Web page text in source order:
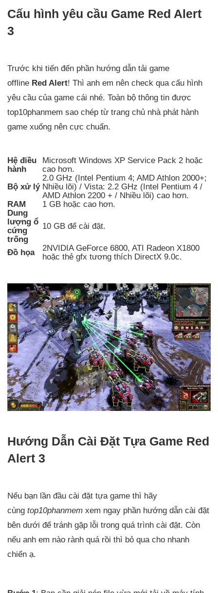
Cấu hình yêu cầu Game Red Alert
3
Trước khi tiến đến phần hướng dẫn tải game
offline Red Alert! Thì anh em nên check qua cấu hình
yêu cầu của game cái nhé. Toàn bộ thông tin được
top10phanmem sao chép từ trang chủ nhà phát hành
game xuống nên cực chuẩn.
Hệ điều
hành
Microsoft Windows XP Service Pack 2 hoặc
cao hơn.
Bộ xử lý
2.0 GHz (Intel Pentium 4; AMD Athlon 2000+;
Nhiều lõi) / Vista: 2.2 GHz (Intel Pentium 4 /
AMD Athlon 2200 + / Nhiều lõi) cao hơn.
RAM
1 GB hoặc cao hơn.
Dung
lượng ổ
cứng
trống
10 GB để cài đặt.
Đồ họa
2NVIDIA GeForce 6800, ATI Radeon X1800
hoặc thẻ gfx tương thích DirectX 9.0c.
Hướng Dẫn Cài Đặt Tựa Game Red
Alert 3
Nếu bạn lần đầu cài đặt tựa game thì hãy
cùng top10phanmem xem ngay phần hướng dẫn cài đặt
bên dưới để tránh gặp lỗi trong quá trình cài đặt. Còn
nếu anh em nào rành quá rồi thì bỏ qua cho nhanh
chiến ạ.